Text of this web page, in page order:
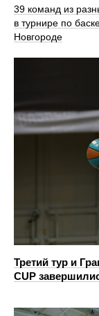
39 команд из
в турнире по
Новгороде
Третий тур и
CUP